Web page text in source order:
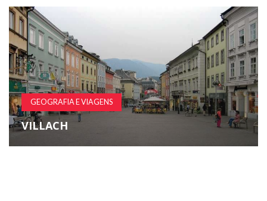
GEOGRAFIA E VIAGENS
VILLACH